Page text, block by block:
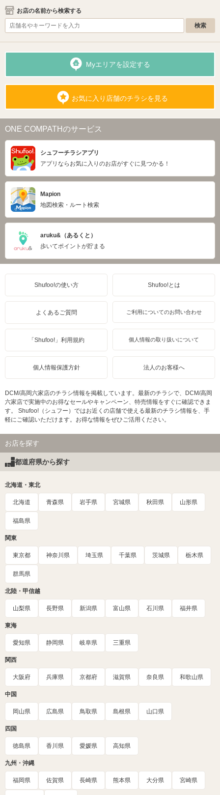
お店の名前から検索する
Myエリアを設定する
お気に入り店舗のチラシを見る
ONE COMPATHのサービス
シュフーチラシアプリ
アプリならお気に入りのお店がすぐに見つかる！
Mapion
地図検索・ルート検索
aruku&（あるくと）
歩いてポイントが貯まる
Shufoo!の使い方 Shufoo!とは
よくあるご質問 ご利用についてのお問い合わせ
「Shufoo!」利用規約 個人情報の取り扱いについて
個人情報保護方針 法人のお客様へ
DCM/高岡六家店のチラシ情報を掲載しています。最新のチラシで、DCM/高岡
六家店で実施中のお得なセールやキャンペーン、特売情報をすぐに確認できま
す。 Shufoo!（シュフー）ではお近くの店舗で使える最新のチラシ情報を、手
軽にご確認いただけます。お得な情報をぜひご活用ください。
お店を探す
都道府県から探す
北海道・東北
北海道 青森県 岩手県 宮城県 秋田県 山形県
福島県
関東
東京都 神奈川県 埼玉県 千葉県 茨城県 栃木県
群馬県
北陸・甲信越
山梨県 長野県 新潟県 富山県 石川県 福井県
東海
愛知県 静岡県 岐阜県 三重県
関西
大阪府 兵庫県 京都府 滋賀県 奈良県 和歌山県
中国
岡山県 広島県 鳥取県 島根県 山口県
四国
徳島県 香川県 愛媛県 高知県
九州・沖縄
福岡県 佐賀県 長崎県 熊本県 大分県 宮崎県